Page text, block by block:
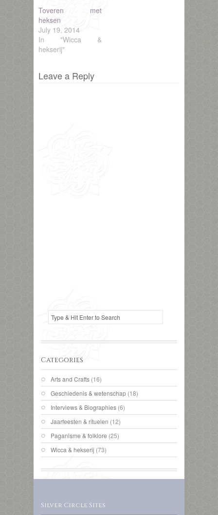
Toveren met
heksen
July 19, 2014
In "Wicca &
hekserij"
Leave a Reply
Categories
Arts and Crafts (16)
Geschiedenis & wetenschap (18)
Interviews & Biographies (6)
Jaarfeesten & rituelen (12)
Paganisme & folklore (25)
Wicca & hekserij (73)
Silver Circle Sites